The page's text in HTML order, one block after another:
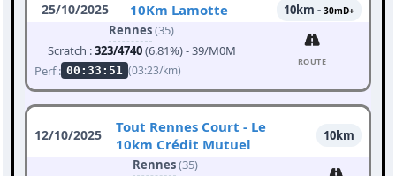
25/10/2025 10Km Lamotte 10km - 30mD+
Rennes(35)
Scratch :323/4740(6.81%) - 39/M0M
Perf : 00:33:51 (03:23/km)
ROUTE
12/10/2025
Tout Rennes Court - Le
10km Crédit Mutuel
10km
Rennes(35)